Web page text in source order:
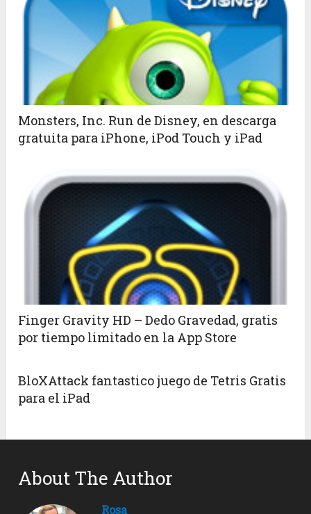
Monsters, Inc. Run de Disney, en descarga
gratuita para iPhone, iPod Touch y iPad
Finger Gravity HD – Dedo Gravedad, gratis
por tiempo limitado en la App Store
BloXAttack fantastico juego de Tetris Gratis
para el iPad
About The Author
Rosa